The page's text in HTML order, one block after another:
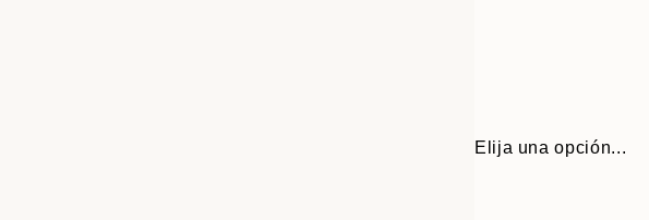
Elija una opción...